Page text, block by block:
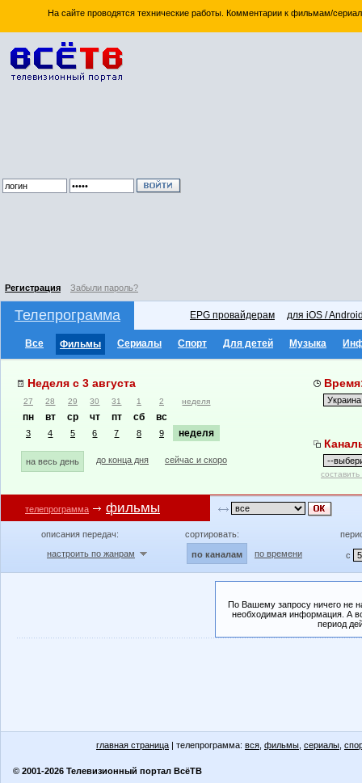
На сайте проводятся технические работы. Комментарии к фильмам/
Регистрация Забыли пароль?
Телепрограмма EPG провайдерам для iOS /
Все Фильмы Сериалы Спорт Для детей Музыка
Неделя с 3 августа
27 28 29 30 31 1 2 неделя
пн вт ср чт пт сб вс
3 4 5 6 7 8 9 неделя
на весь день до конца дня сейчас и скоро
телепрограмма фильмы
описания передач:
настроить по жанрам
сортировать:
по каналам по времени с
По Вашему запросу ничего не
необходимая информация. А
период
главная страница | телепрограмма: вся фильмы сериалы
© 2001-2026 Телевизионный портал ВсёТВ